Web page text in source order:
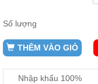
Nội
Thất
Ban
Vườn
Số lượng
THÊM VÀO GIỎ
Nhập khẩu 100%